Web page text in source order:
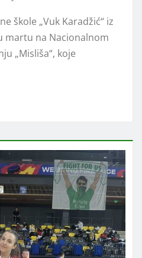
škole „Vuk Karadžić“ iz
martu na Nacionalnom
„Misliša“, koje